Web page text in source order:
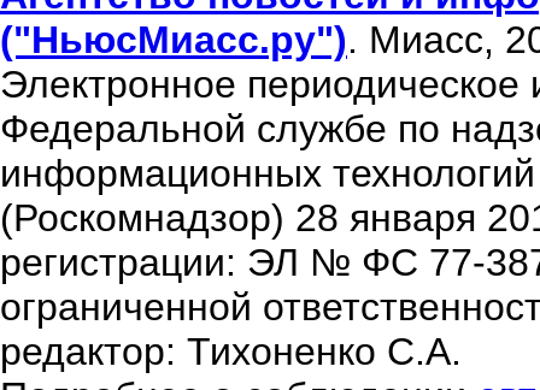
("НьюсМиасс.ру"). Миасс,
Электронное периодическое
Федеральной службе по
информационных
(Роскомнадзор) 28 января
регистрации: ЭЛ № ФС 77-
ограниченной
редактор: Тихоненко С.А.